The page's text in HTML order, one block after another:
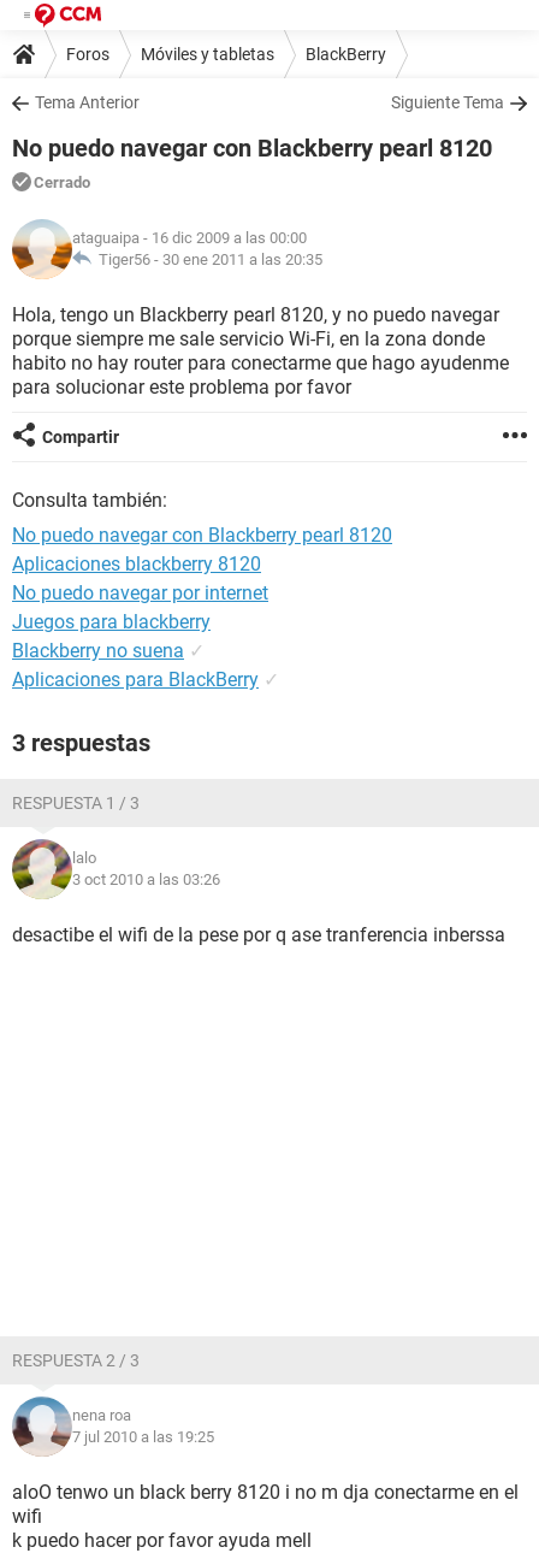
Foros Móviles y tabletas BlackBerry
Tema Anterior Siguiente Tema
No puedo navegar con Blackberry pearl 8120
Cerrado
ataguaipa - 16 dic 2009 a las 00:00
Tiger56 - 30 ene 2011 a las 20:35
Hola, tengo un Blackberry pearl 8120, y no puedo navegar
porque siempre me sale servicio Wi-Fi, en la zona donde
habito no hay router para conectarme que hago ayudenme
para solucionar este problema por favor
Compartir
Consulta también:
No puedo navegar con Blackberry pearl 8120
Aplicaciones blackberry 8120
No puedo navegar por internet
Juegos para blackberry
Blackberry no suena ✓
Aplicaciones para BlackBerry ✓
3 respuestas
RESPUESTA 1 / 3
lalo
3 oct 2010 a las 03:26
desactibe el wifi de la pese por q ase tranferencia inberssa
RESPUESTA 2 / 3
nena roa
7 jul 2010 a las 19:25
aloO tenwo un black berry 8120 i no m dja conectarme en el
wifi
k puedo hacer por favor ayuda mell